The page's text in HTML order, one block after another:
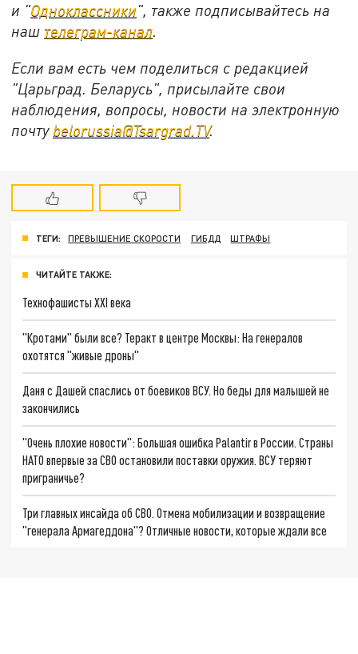
и "Одноклассники", также подписывайтесь на
наш телеграм-канал.
Если вам есть чем поделиться с редакцией
"Царьград. Беларусь", присылайте свои
наблюдения, вопросы, новости на электронную
почту belorussia@Tsargrad.TV.
ТЕГИ: ПРЕВЫШЕНИЕ СКОРОСТИ ГИБДД ШТРАФЫ
ЧИТАЙТЕ ТАКЖЕ:
Технофашисты XXI века
"Кротами" были все? Теракт в центре Москвы: На генералов
охотятся "живые дроны"
Даня с Дашей спаслись от боевиков ВСУ. Но беды для малышей не
закончились
"Очень плохие новости": Большая ошибка Palantir в России. Страны
НАТО впервые за СВО остановили поставки оружия. ВСУ теряют
приграничье?
Три главных инсайда об СВО. Отмена мобилизации и возвращение
"генерала Армагеддона"? Отличные новости, которые ждали все